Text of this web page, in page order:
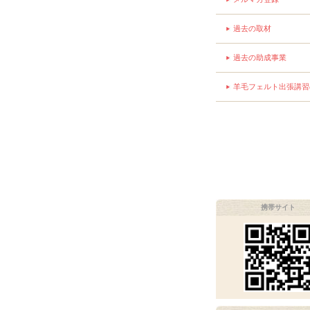
過去の取材
過去の助成事業
羊毛フェルト出張講
携帯サイト